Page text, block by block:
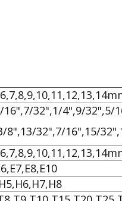
16",7/32",1/4",9/32",5/
8",13/32",7/16",15/